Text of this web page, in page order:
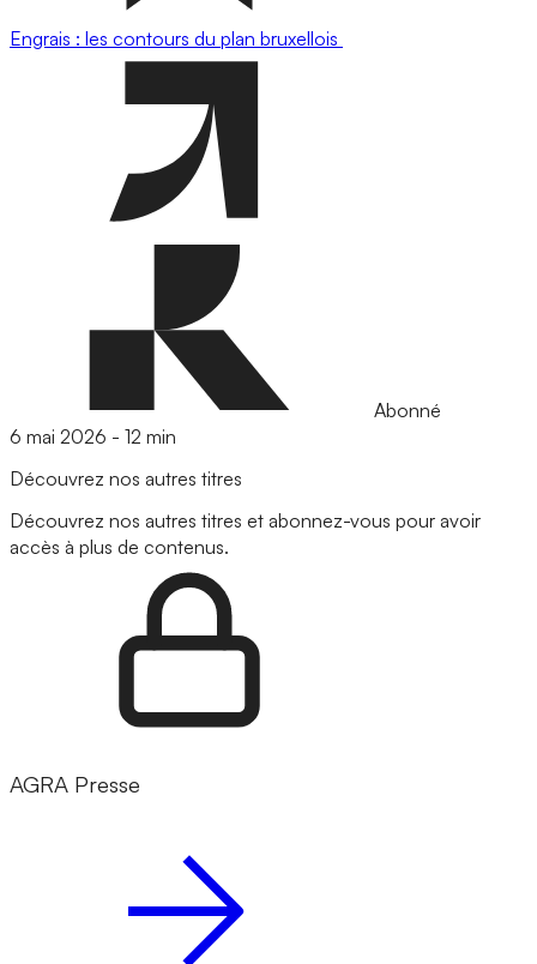
Engrais : les contours du plan bruxellois
Abonné
6 mai 2026 - 12 min
Découvrez nos autres titres
Découvrez nos autres titres et abonnez-vous pour avoir
accès à plus de contenus.
AGRA Presse